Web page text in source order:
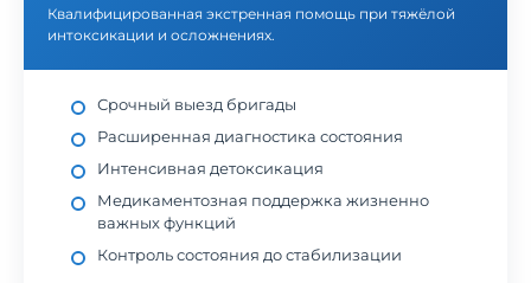
Квалифицированная экстренная помощь при тяжёлой
интоксикации и осложнениях.
Срочный выезд бригады
Расширенная диагностика состояния
Интенсивная детоксикация
Медикаментозная поддержка жизненно
важных функций
Контроль состояния до стабилизации